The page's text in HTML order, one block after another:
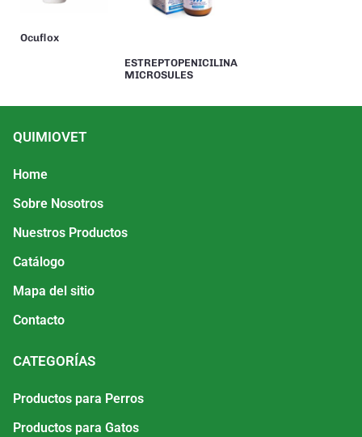
Ocuflox
ESTREPTOPENICILINA
MICROSULES
QUIMIOVET
Home
Sobre Nosotros
Nuestros Productos
Catálogo
Mapa del sitio
Contacto
CATEGORÍAS
Productos para Perros
Productos para Gatos